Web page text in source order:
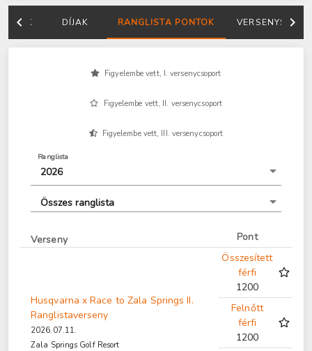
DÍJAK RANGLISTA PONTOK
Figyelembe vett, I. versenycsoport
Figyelembe vett, II. versenycsoport
Figyelembe vett, III. versenycsoport
Ranglista
2026
Összes ranglista
Verseny Pont
Husqvarna x Race to Zala Springs II.
Ranglistaverseny
2026.07.11.
Zala Springs Golf Resort
Összesített
férfi
1200
Felnőtt
férfi
1200